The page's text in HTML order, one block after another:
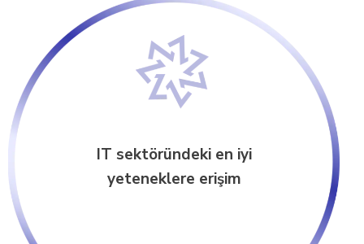
IT sektöründeki en iyi
yeteneklere erişim